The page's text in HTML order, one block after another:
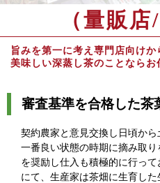
（量販店
旨みを第一に考え専門店向け
美味しい深蒸し茶のことならお
審査基準を合格した茶
契約農家と意見交換し日頃か
一番良い状態の時期に摘み取
を奨励し仕入も積極的に行っ
にて、生産家は茶畑に生育し